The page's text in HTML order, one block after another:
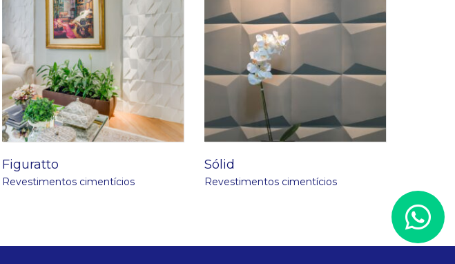
Figuratto
Revestimentos cimentícios
Sólid
Revestimentos cimentícios